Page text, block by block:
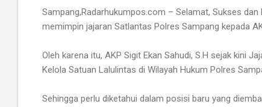
Sampang,Radarhukumpos.com – Selamat, Sukses
memimpin jajaran Satlantas Polres Sampang kepada
Oleh karena itu, AKP Sigit Ekan Sahudi, S.H sejak kini
Kelola Satuan Lalulintas di Wilayah Hukum Polres
Sehingga perlu diketahui dalam posisi baru yang